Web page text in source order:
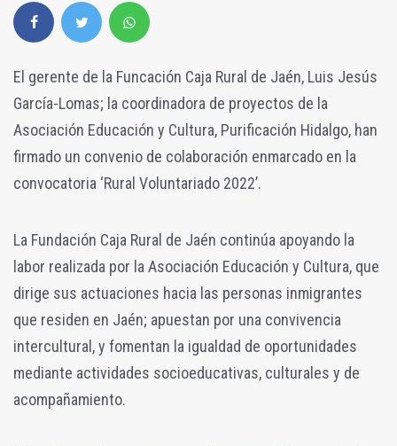
El gerente de la Funcación Caja Rural de Jaén, Luis Jesús
García-Lomas; la coordinadora de proyectos de la
Asociación Educación y Cultura, Purificación Hidalgo, han
firmado un convenio de colaboración enmarcado en la
convocatoria ‘Rural Voluntariado 2022’.
La Fundación Caja Rural de Jaén continúa apoyando la
labor realizada por la Asociación Educación y Cultura, que
dirige sus actuaciones hacia las personas inmigrantes
que residen en Jaén; apuestan por una convivencia
intercultural, y fomentan la igualdad de oportunidades
mediante actividades socioeducativas, culturales y de
acompañamiento.